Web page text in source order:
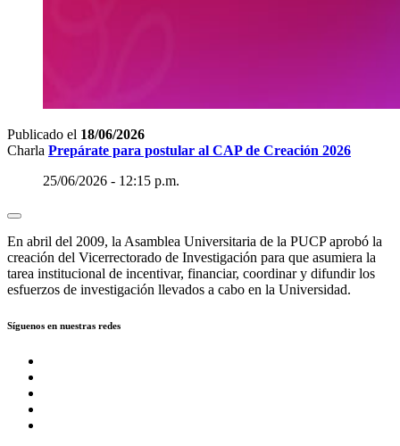
Publicado el 18/06/2026
Charla Prepárate para postular al CAP de Creación 2026
25/06/2026 - 12:15 p.m.
En abril del 2009, la Asamblea Universitaria de la PUCP aprobó la
creación del Vicerrectorado de Investigación para que asumiera la
tarea institucional de incentivar, financiar, coordinar y difundir los
esfuerzos de investigación llevados a cabo en la Universidad.
Síguenos en nuestras redes